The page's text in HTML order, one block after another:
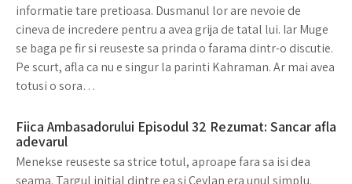
informatie tare pretioasa. Dusmanul lor are nevoie de
cineva de incredere pentru a avea grija de tatal lui. Iar Muge
se baga pe fir si reuseste sa prinda o farama dintr-o discutie.
Pe scurt, afla ca nu e singur la parinti Kahraman. Ar mai avea
totusi o sora…
Fiica Ambasadorului Episodul 32 Rezumat: Sancar afla
adevarul
Menekse reuseste sa strice totul, aproape fara sa isi dea
seama. Targul initial dintre ea si Ceylan era unul simplu.